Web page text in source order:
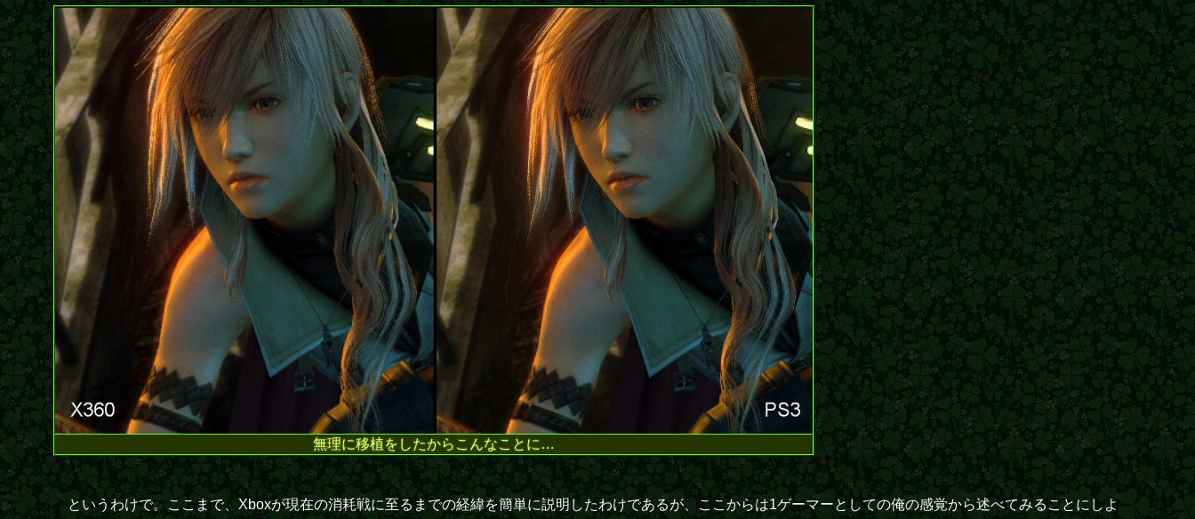
無理に移植をしたからこんなことに…
というわけで。ここまで、Xboxが現在の消耗戦に至るまでの経緯を簡単に説明したわけであるが、ここからは1ゲーマーとしての俺の感覚から述べてみることにしよ